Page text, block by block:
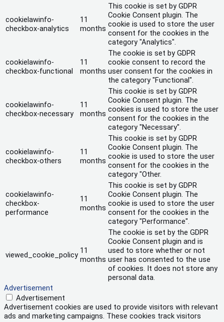
cookielawinfo-
checkbox-analytics
11
months
This cookie is set by GDPR
Cookie Consent plugin. The
cookie is used to store the user
consent for the cookies in the
category "Analytics".
cookielawinfo-
checkbox-functional
11
months
The cookie is set by GDPR
cookie consent to record the
user consent for the cookies in
the category "Functional".
cookielawinfo-
checkbox-necessary
11
months
This cookie is set by GDPR
Cookie Consent plugin. The
cookies is used to store the user
consent for the cookies in the
category "Necessary".
cookielawinfo-
checkbox-others
11
months
This cookie is set by GDPR
Cookie Consent plugin. The
cookie is used to store the user
consent for the cookies in the
category "Other.
cookielawinfo-
checkbox-
performance
11
months
This cookie is set by GDPR
Cookie Consent plugin. The
cookie is used to store the user
consent for the cookies in the
category "Performance".
viewed_cookie_policy 11
months
The cookie is set by the GDPR
Cookie Consent plugin and is
used to store whether or not
user has consented to the use
of cookies. It does not store any
personal data.
Advertisement
Advertisement
Advertisement cookies are used to provide visitors with relevant
ads and marketing campaigns. These cookies track visitors